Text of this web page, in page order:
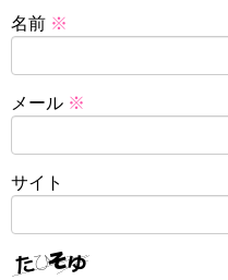
名前 ※
メール ※
サイト